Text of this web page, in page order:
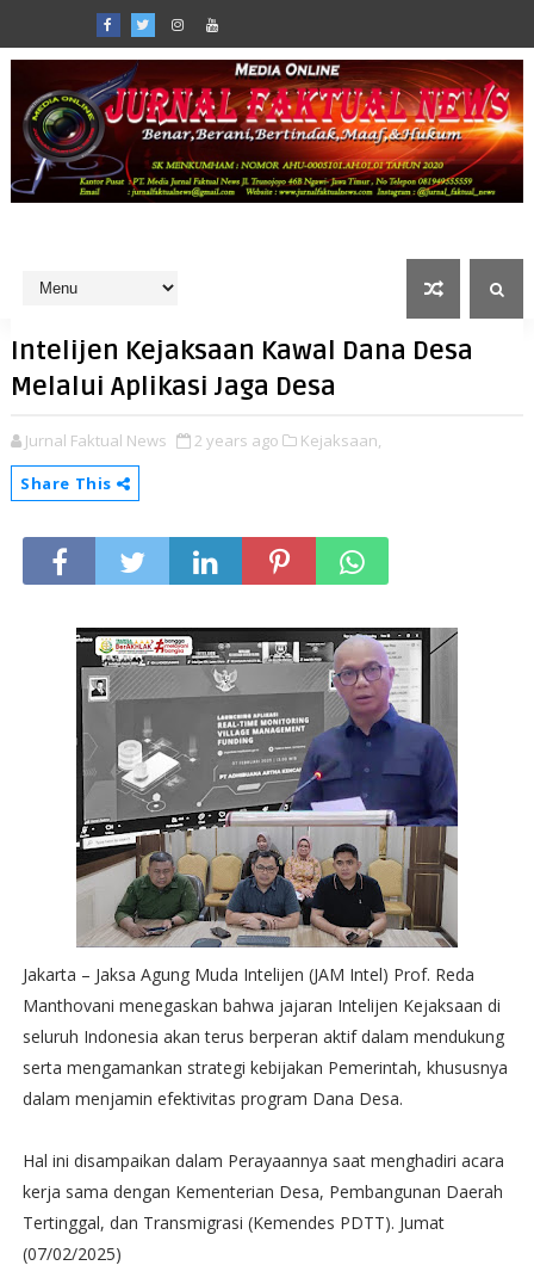
Intelijen Kejaksaan Kawal Dana Desa
Melalui Aplikasi Jaga Desa
Jurnal Faktual News 2 years ago
Kejaksaan,
Share This
Jakarta – Jaksa Agung Muda Intelijen (JAM Intel) Prof. Reda
Manthovani menegaskan bahwa jajaran Intelijen Kejaksaan di
seluruh Indonesia akan terus berperan aktif dalam mendukung
serta mengamankan strategi kebijakan Pemerintah, khususnya
dalam menjamin efektivitas program Dana Desa.
Hal ini disampaikan dalam Perayaannya saat menghadiri acara
kerja sama dengan Kementerian Desa, Pembangunan Daerah
Tertinggal, dan Transmigrasi (Kemendes PDTT). Jumat
(07/02/2025)